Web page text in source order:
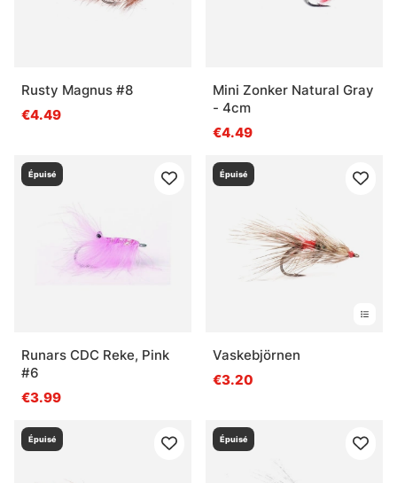
Rusty Magnus #8
€4.49
Mini Zonker Natural Gray
- 4cm
€4.49
Épuisé
Runars CDC Reke, Pink
#6
€3.99
Épuisé
Vaskebjörnen
€3.20
Épuisé Épuisé